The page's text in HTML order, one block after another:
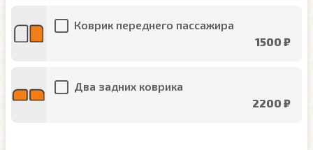
Коврик переднего пассажира
1500 ₽
Два задних коврика
2200 ₽